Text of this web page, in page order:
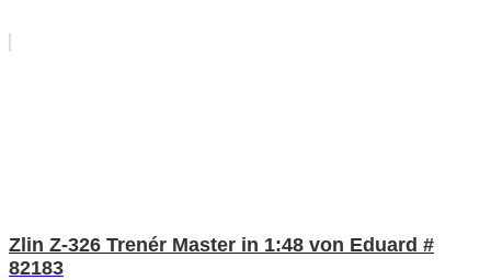
Zlin Z-326 Trenér Master in 1:48 von Eduard #
82183